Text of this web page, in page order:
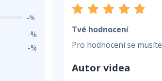
-%
-%
-%
Tvé hodnocení
Pro hodnocení se musíte
Autor videa